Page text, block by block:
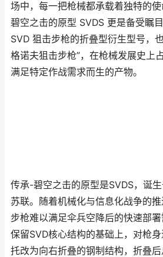
场中，每一把枪械都承载着独特的
碧空之击的原型 SVDS 更是备受瞩
SVD 狙击步枪的折叠型衍生型号，
格诺夫狙击步枪”，在枪械发展史上
满足特定作战需求而生的产物。
传承-碧空之击的原型是SVDS，诞
苏联。随着机械化与信息化战争的
步枪难以满足伞兵空降后的快速部
保留SVD核心结构的基础上，对枪
托改为向右折叠的钢制结构，折叠